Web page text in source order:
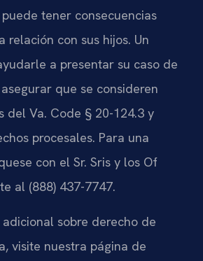
tener consecuencias
relación con sus hijos. Un
a presentar su caso de
que se consideren
del Va. Code § 20-124.3 y
procesales. Para una
con el Sr. Sris y los Of
al (888) 437-7747.
sobre derecho de
visite nuestra página de